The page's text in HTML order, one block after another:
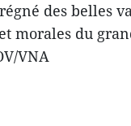
des belles
morales du
VNA